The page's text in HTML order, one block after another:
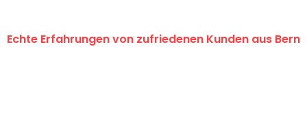
Echte Erfahrungen von zufriedenen Kunden aus Bern